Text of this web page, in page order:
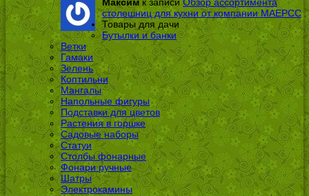
Максим к записиОбзор ассортимента
столешниц для кухни от компании МАЕРСС
Товары для дачи
Бутылки и банки
Ветки
Гамаки
Зелень
Коптильни
Мангалы
Напольные фигуры
Подставки для цветов
Растения в горшке
Садовые наборы
Статуи
Столбы фонарные
Фонари ручные
Шатры
Электрокамины